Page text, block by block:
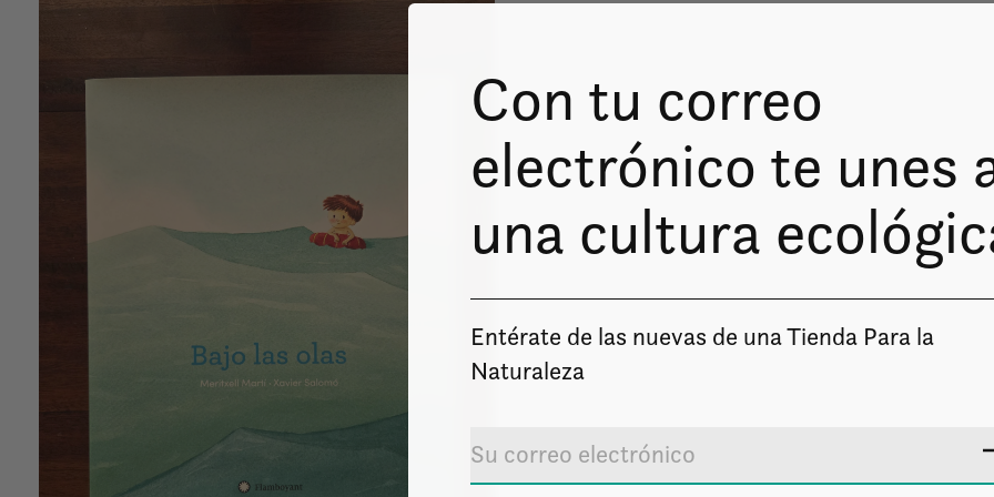
Con tu correo
electrónico te unes
una cultura
Entérate de las nuevas de una Tienda Para la
Naturaleza